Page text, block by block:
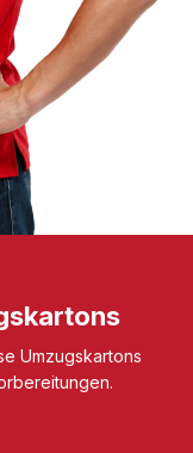
Umzugskartons